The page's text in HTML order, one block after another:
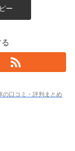
ー
の口コミ・評判まとめ